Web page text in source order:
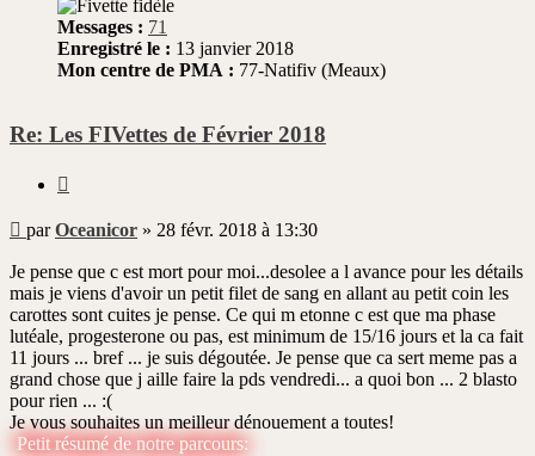
Messages : 71
Enregistré le : 13 janvier 2018
Mon centre de PMA : 77-Natifiv (Meaux)
Re: Les FIVettes de Février 2018
Message
non
lu
parOceanicor » 28 févr. 2018 à 13:30
Je pense que c est mort pour moi...desolee a l avance pour les détails
mais je viens d'avoir un petit filet de sang en allant au petit coin les
carottes sont cuites je pense. Ce qui m etonne c est que ma phase
lutéale, progesterone ou pas, est minimum de 15/16 jours et la ca fait
11 jours ... bref ... je suis dégoutée. Je pense que ca sert meme pas a
grand chose que j aille faire la pds vendredi... a quoi bon ... 2 blasto
pour rien ... :(
Je vous souhaites un meilleur dénouement a toutes!
Petit résumé de notre parcours: